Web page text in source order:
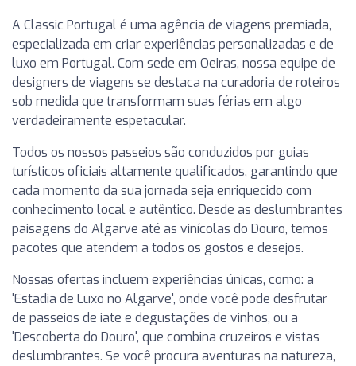
A Classic Portugal é uma agência de viagens premiada,
especializada em criar experiências personalizadas e de
luxo em Portugal. Com sede em Oeiras, nossa equipe de
designers de viagens se destaca na curadoria de roteiros
sob medida que transformam suas férias em algo
verdadeiramente espetacular.
Todos os nossos passeios são conduzidos por guias
turísticos oficiais altamente qualificados, garantindo que
cada momento da sua jornada seja enriquecido com
conhecimento local e autêntico. Desde as deslumbrantes
paisagens do Algarve até as vinícolas do Douro, temos
pacotes que atendem a todos os gostos e desejos.
Nossas ofertas incluem experiências únicas, como: a
'Estadia de Luxo no Algarve', onde você pode desfrutar
de passeios de iate e degustações de vinhos, ou a
'Descoberta do Douro', que combina cruzeiros e vistas
deslumbrantes. Se você procura aventuras na natureza,